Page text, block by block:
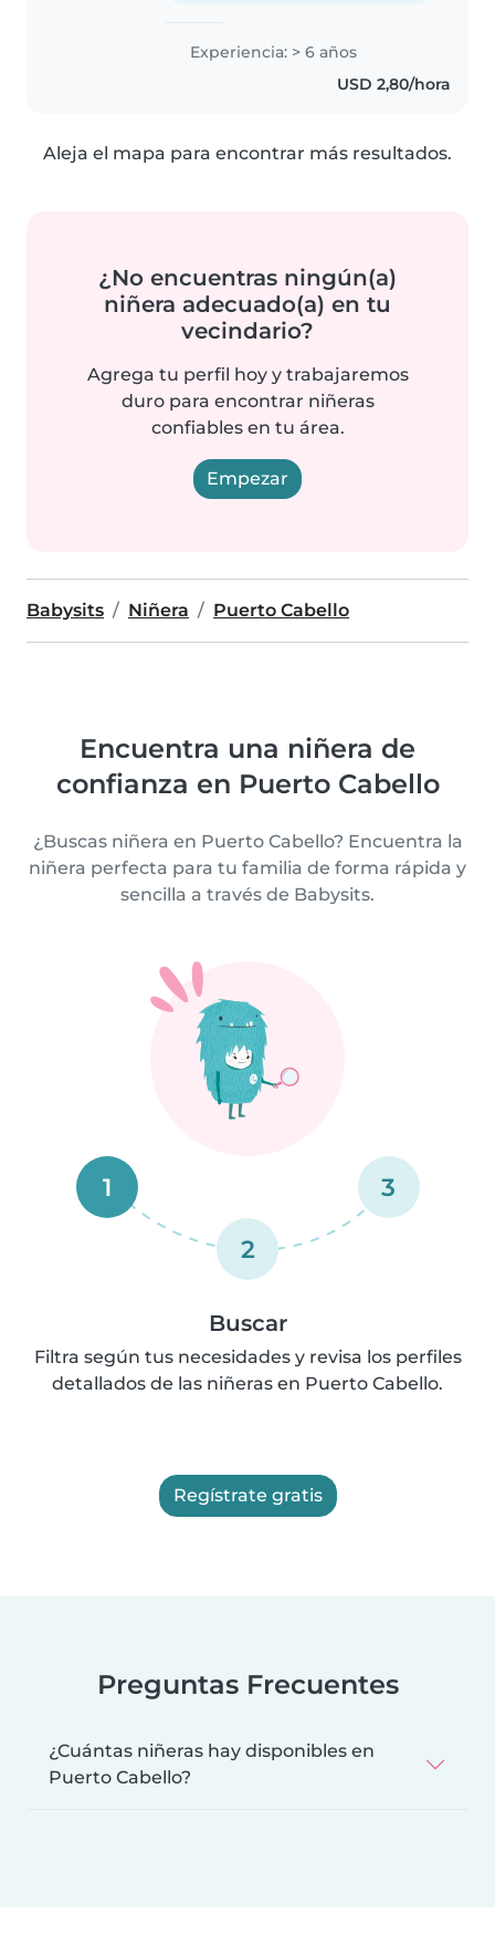
Experiencia: > 6 años
USD 2,80/hora
Aleja el mapa para encontrar más resultados.
¿No encuentras ningún(a)
niñera adecuado(a) en tu
vecindario?
Agrega tu perfil hoy y trabajaremos
duro para encontrar niñeras
confiables en tu área.
Empezar
Babysits Niñera Puerto Cabello
Encuentra una niñera de
confianza en Puerto Cabello
¿Buscas niñera en Puerto Cabello? Encuentra la
niñera perfecta para tu familia de forma rápida y
sencilla a través de Babysits.
1
2
3
Buscar
Filtra según tus necesidades y revisa los perfiles
detallados de las niñeras en Puerto Cabello.
Regístrate gratis
Preguntas Frecuentes
¿Cuántas niñeras hay disponibles en
Puerto Cabello?